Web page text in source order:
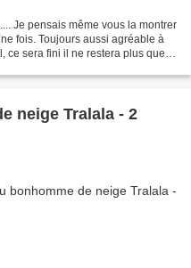
Je pensais même vous la montrer
fois. Toujours aussi agréable à
ce sera fini il ne restera plus que
neige Tralala - 2